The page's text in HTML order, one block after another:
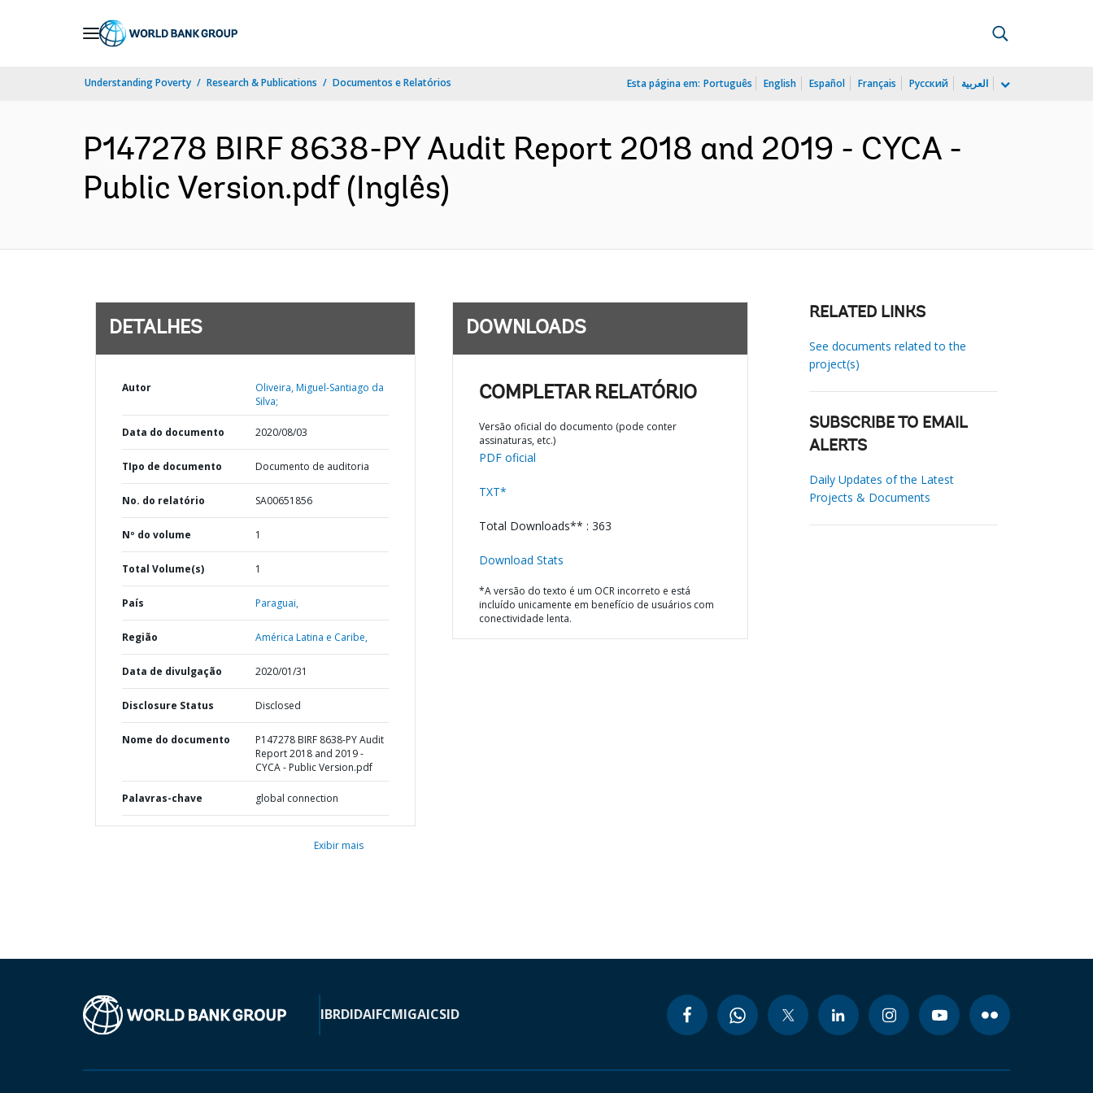
Understanding Poverty Research & Publications Documentos e Relatórios Esta página em: Português English Español Français Русский العربية
P147278 BIRF 8638-PY Audit Report 2018 and 2019 - CYCA -
Public Version.pdf (Inglês)
DETALHES
Autor
Oliveira, Miguel-Santiago da
Silva;
Data do documento 2020/08/03
TIpo de documento Documento de auditoria
No. do relatório SA00651856
Nº do volume 1
Total Volume(s) 1
País Paraguai,
Região América Latina e Caribe,
Data de divulgação 2020/01/31
Disclosure Status Disclosed
Nome do documento
P147278 BIRF 8638-PY Audit
Report 2018 and 2019 -
CYCA - Public Version.pdf
Palavras-chave global connection
Exibir mais
DOWNLOADS
COMPLETAR RELATÓRIO
Versão oficial do documento (pode conter
assinaturas, etc.)
PDF oficial
TXT*
Total Downloads** : 363
Download Stats
*A versão do texto é um OCR incorreto e está
incluído unicamente em benefício de usuários com
conectividade lenta.
RELATED LINKS
See documents related to the
project(s)
SUBSCRIBE TO EMAIL
ALERTS
Daily Updates of the Latest
Projects & Documents
IBRDIDAIFCMIGAICSID